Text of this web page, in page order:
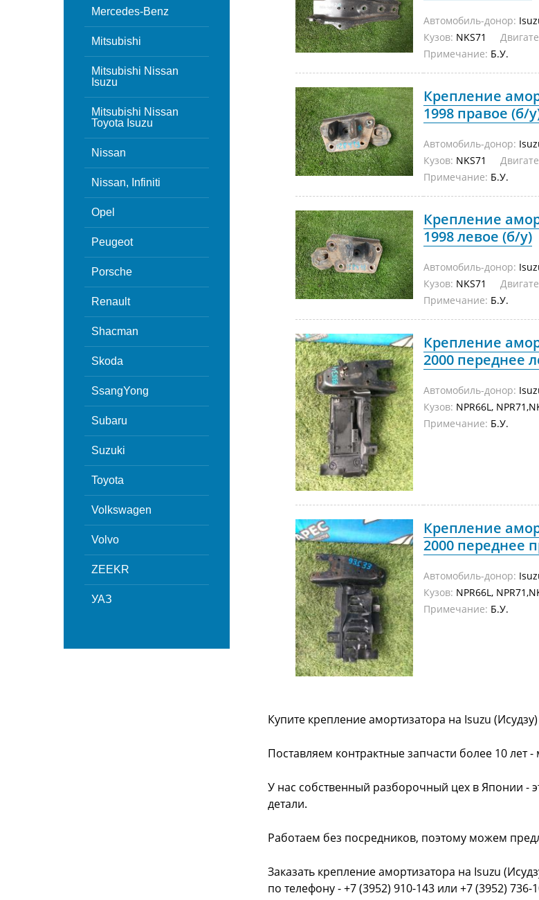
Mercedes-Benz
Mitsubishi
Mitsubishi Nissan
Isuzu
Mitsubishi Nissan
Toyota Isuzu
Nissan
Nissan, Infiniti
Opel
Peugeot
Porsche
Renault
Shacman
Skoda
SsangYong
Subaru
Suzuki
Toyota
Volkswagen
Volvo
ZEEKR
УАЗ
Автомобиль-донор:
Кузов: NKS71
Примечание: Б.У.
Крепление
1998 правое (б/
Автомобиль-донор:
Кузов: NKS71
Примечание: Б.У.
Крепление
1998 левое (б/у)
Автомобиль-донор:
Кузов: NKS71
Примечание: Б.У.
Крепление
2000 переднее
Автомобиль-донор:
Кузов: NPR66L,
Примечание: Б.У.
Крепление
2000 переднее
Автомобиль-донор:
Кузов: NPR66L,
Примечание: Б.У.
Купите крепление амортизатора на Isuzu
Поставляем контрактные запчасти более 10 лет
У нас собственный разборочный цех в Японии -
детали.
Работаем без посредников, поэтому можем
Заказать крепление амортизатора на Isuzu
по телефону - +7 (3952) 910-143 или +7 (3952) 736-